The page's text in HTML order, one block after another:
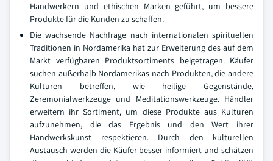
Handwerkern und ethischen Marken geführt, um bessere
Produkte für die Kunden zu schaffen.
Die wachsende Nachfrage nach internationalen spirituellen
Traditionen in Nordamerika hat zur Erweiterung des auf dem
Markt verfügbaren Produktsortiments beigetragen. Käufer
suchen außerhalb Nordamerikas nach Produkten, die andere
Kulturen betreffen, wie heilige Gegenstände,
Zeremonialwerkzeuge und Meditationswerkzeuge. Händler
erweitern ihr Sortiment, um diese Produkte aus Kulturen
aufzunehmen, die das Ergebnis und den Wert ihrer
Handwerkskunst respektieren. Durch den kulturellen
Austausch werden die Käufer besser informiert und schätzen